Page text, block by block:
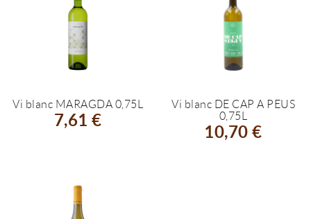
Vi blanc MARAGDA 0,75L
7,61 €
Vi blanc DE CAP A PEUS
0,75L
10,70 €